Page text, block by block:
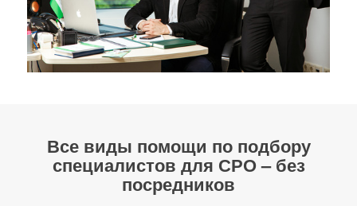
Все виды помощи по подбору
специалистов для СРО – без
посредников